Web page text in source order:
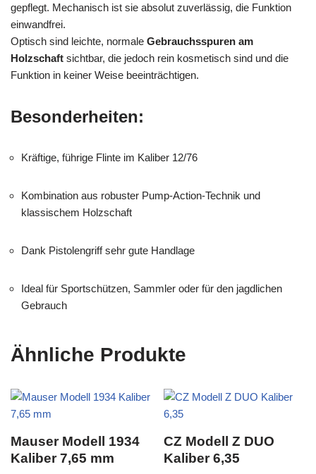
gepflegt. Mechanisch ist sie absolut zuverlässig, die Funktion
einwandfrei.
Optisch sind leichte, normale Gebrauchsspuren am
Holzschaft sichtbar, die jedoch rein kosmetisch sind und die
Funktion in keiner Weise beeinträchtigen.
Besonderheiten:
Kräftige, führige Flinte im Kaliber 12/76
Kombination aus robuster Pump-Action-Technik und
klassischem Holzschaft
Dank Pistolengriff sehr gute Handlage
Ideal für Sportschützen, Sammler oder für den jagdlichen
Gebrauch
Ähnliche Produkte
Mauser Modell 1934
Kaliber 7,65 mm
CZ Modell Z DUO
Kaliber 6,35